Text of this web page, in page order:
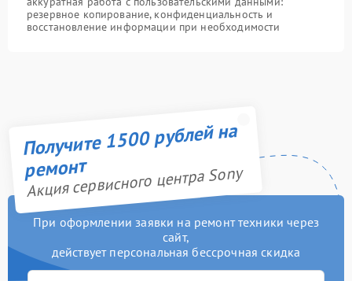
резервное копирование, конфиденциальность и
восстановление информации при необходимости
Получите 1500 рублей на
ремонт
Акция сервисного центра Sony
При оформлении заявки на ремонт техники через
сайт,
действует персональная бессрочная скидка